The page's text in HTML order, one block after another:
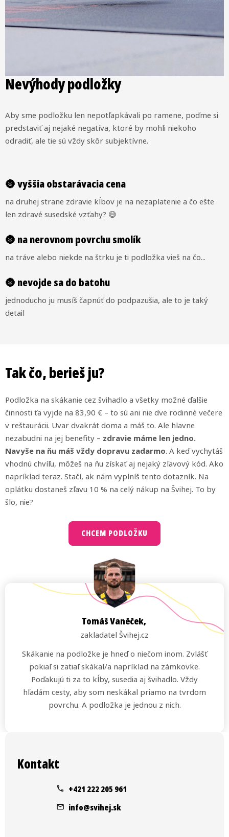
Nevýhody podložky
Aby sme podložku len nepotľapkávali po ramene, poďme si
predstaviť aj nejaké negatíva, ktoré by mohli niekoho
odradiť, ale tie sú vždy skôr subjektívne.
🌚 vyššia obstarávacia cena
na druhej strane zdravie kĺbov je na nezaplatenie a čo ešte
len zdravé susedské vzťahy? 😅
🌚 na nerovnom povrchu smolík
na tráve alebo niekde na štrku je ti podložka vieš na čo...
🌚 nevojde sa do batohu
jednoducho ju musíš čapnúť do podpazušia, ale to je taký
detail
Tak čo, berieš ju?
Podložka na skákanie cez švihadlo a všetky možné ďalšie
činnosti ťa vyjde na 83,90 € – to sú ani nie dve rodinné večere
v reštaurácii. Uvar dvakrát doma a máš to. Ale hlavne
nezabudni na jej benefity – zdravie máme len jedno.
Navyše na ňu máš vždy dopravu zadarmo. A keď vychytáš
vhodnú chvíľu, môžeš na ňu získať aj nejaký zľavový kód. Ako
napríklad teraz. Stačí, ak nám vyplníš tento dotazník. Na
oplátku dostaneš zľavu 10 % na celý nákup na Švihej. To by
šlo, nie?
CHCEM PODLOŽKU
Tomáš Vaněček,
zakladatel Švihej.cz
Skákanie na podložke je hneď o niečom inom. Zvlášť
pokiaľ si zatiaľ skákal/a napríklad na zámkovke.
Poďakujú ti za to kĺby, susedia aj švihadlo. Vždy
hľadám cesty, aby som neskákal priamo na tvrdom
povrchu. A podložka je jednou z nich.
Kontakt
info@svihej.sk
+421 222 205 961